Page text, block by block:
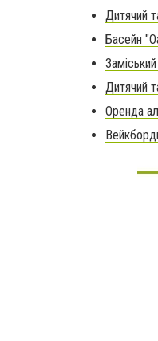
Дитячий
Басейн
Дитячий
Оренда